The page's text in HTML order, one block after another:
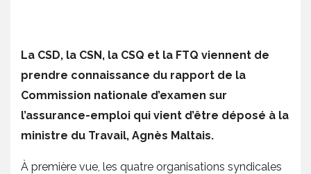
La CSD, la CSN, la CSQ et la FTQ viennent de
prendre connaissance du rapport de la
Commission nationale d’examen sur
l’assurance-emploi qui vient d’être déposé à la
ministre du Travail, Agnès Maltais.
À première vue, les quatre organisations syndicales